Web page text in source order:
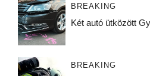
BREAKING
Két autó ütközött
BREAKING